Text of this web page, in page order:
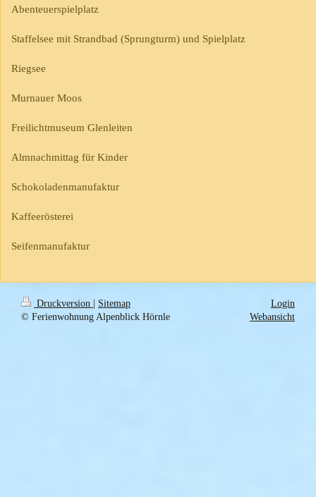
Abenteuerspielplatz
Staffelsee mit Strandbad (Sprungturm) und Spielplatz
Riegsee
Murnauer Moos
Freilichtmuseum Glenleiten
Almnachmittag für Kinder
Schokoladenmanufaktur
Kaffeerösterei
Seifenmanufaktur
Druckversion | Sitemap
© Ferienwohnung Alpenblick Hörnle
Login
Webansicht